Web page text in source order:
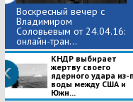
Воскресный вечер с
Владимиром
Соловьевым от 24.04.16:
онлайн-тран...
КНДР выбирает
жертву своего
ядерного удара из-
воды между США и
Южн...